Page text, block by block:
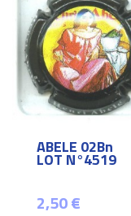
ABELE 02Bn
LOT N°4519
2,50 €